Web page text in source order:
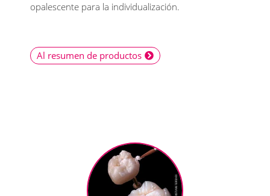
opalescente para la individualización.
Al resumen de productos